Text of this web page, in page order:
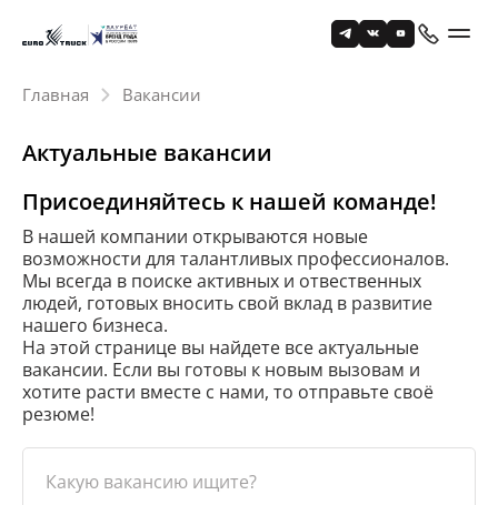
Главная Вакансии
Актуальные вакансии
Присоединяйтесь к нашей команде!
В нашей компании открываются новые
возможности для талантливых профессионалов.
Мы всегда в поиске активных и отвественных
людей, готовых вносить свой вклад в развитие
нашего бизнеса.
На этой странице вы найдете все актуальные
вакансии. Если вы готовы к новым вызовам и
хотите расти вместе с нами, то отправьте своё
резюме!